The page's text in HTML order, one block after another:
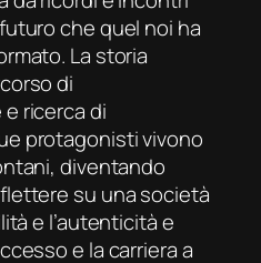
che quel noi ha
La storia
di
ricerca di
protagonisti vivono
diventando
su una società
e l’autenticità e
e la carriera a